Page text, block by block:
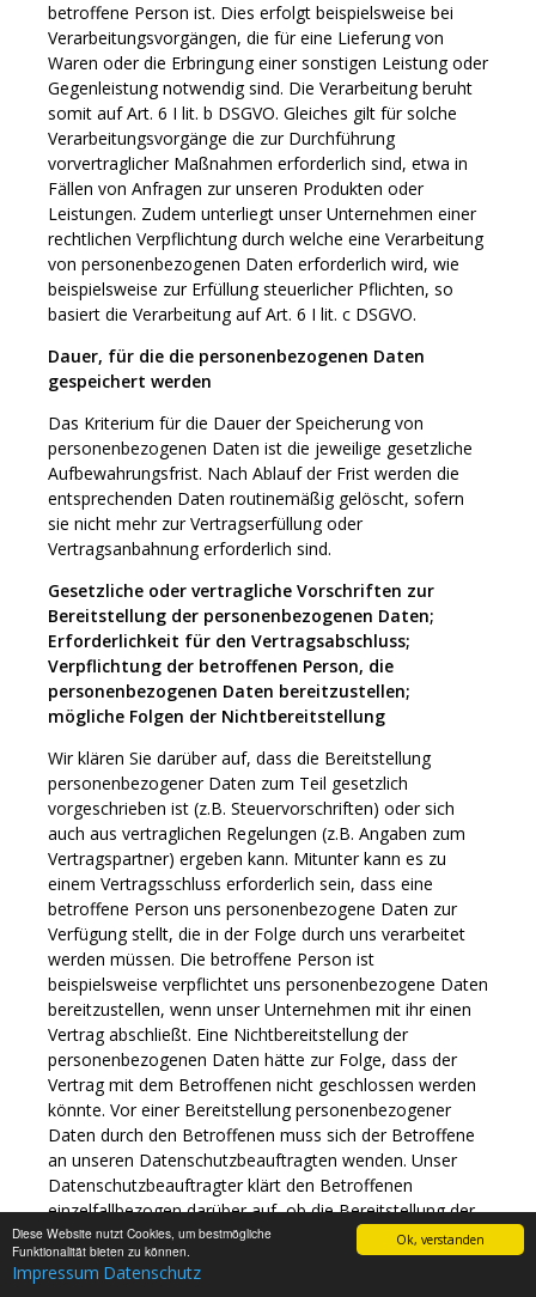
Ok, verstanden
Diese Website nutzt Cookies, um bestmögliche
Funktionalität bieten zu können.
Impressum Datenschutz
betroffene Person ist. Dies erfolgt beispielsweise bei
Verarbeitungsvorgängen, die für eine Lieferung von
Waren oder die Erbringung einer sonstigen Leistung oder
Gegenleistung notwendig sind. Die Verarbeitung beruht
somit auf Art. 6 I lit. b DSGVO. Gleiches gilt für solche
Verarbeitungsvorgänge die zur Durchführung
vorvertraglicher Maßnahmen erforderlich sind, etwa in
Fällen von Anfragen zur unseren Produkten oder
Leistungen. Zudem unterliegt unser Unternehmen einer
rechtlichen Verpflichtung durch welche eine Verarbeitung
von personenbezogenen Daten erforderlich wird, wie
beispielsweise zur Erfüllung steuerlicher Pflichten, so
basiert die Verarbeitung auf Art. 6 I lit. c DSGVO.
Dauer, für die die personenbezogenen Daten
gespeichert werden
Das Kriterium für die Dauer der Speicherung von
personenbezogenen Daten ist die jeweilige gesetzliche
Aufbewahrungsfrist. Nach Ablauf der Frist werden die
entsprechenden Daten routinemäßig gelöscht, sofern
sie nicht mehr zur Vertragserfüllung oder
Vertragsanbahnung erforderlich sind.
Gesetzliche oder vertragliche Vorschriften zur
Bereitstellung der personenbezogenen Daten;
Erforderlichkeit für den Vertragsabschluss;
Verpflichtung der betroffenen Person, die
personenbezogenen Daten bereitzustellen;
mögliche Folgen der Nichtbereitstellung
Wir klären Sie darüber auf, dass die Bereitstellung
personenbezogener Daten zum Teil gesetzlich
vorgeschrieben ist (z.B. Steuervorschriften) oder sich
auch aus vertraglichen Regelungen (z.B. Angaben zum
Vertragspartner) ergeben kann. Mitunter kann es zu
einem Vertragsschluss erforderlich sein, dass eine
betroffene Person uns personenbezogene Daten zur
Verfügung stellt, die in der Folge durch uns verarbeitet
werden müssen. Die betroffene Person ist
beispielsweise verpflichtet uns personenbezogene Daten
bereitzustellen, wenn unser Unternehmen mit ihr einen
Vertrag abschließt. Eine Nichtbereitstellung der
personenbezogenen Daten hätte zur Folge, dass der
Vertrag mit dem Betroffenen nicht geschlossen werden
könnte. Vor einer Bereitstellung personenbezogener
Daten durch den Betroffenen muss sich der Betroffene
an unseren Datenschutzbeauftragten wenden. Unser
Datenschutzbeauftragter klärt den Betroffenen
einzelfallbezogen darüber auf, ob die Bereitstellung der
personenbezogenen Daten gesetzlich oder vertraglich
vorgeschrieben oder für den Vertragsabschluss
erforderlich ist, ob eine Verpflichtung besteht, die